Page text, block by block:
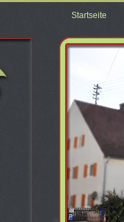
Startseite